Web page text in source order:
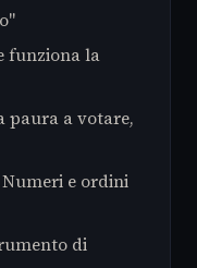
funziona la
paura a votare,
e ordini
di